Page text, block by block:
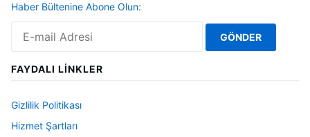
Haber Bültenine Abone Olun:
FAYDALI LINKLER
Gizlilik Politikası
Hizmet Şartları